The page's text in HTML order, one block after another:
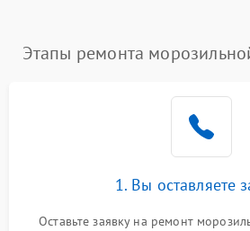
Этапы ремонта
1. Вы оставляете
Оставьте заявку на ремонт